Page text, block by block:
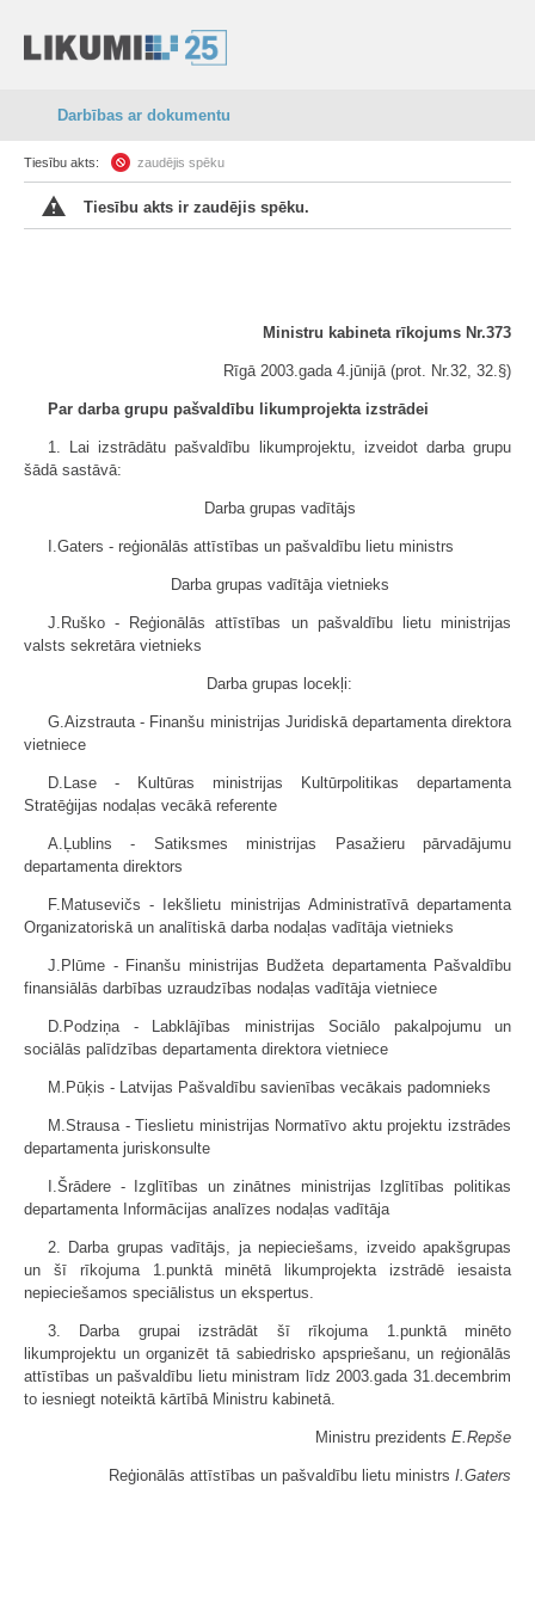
Darbības ar dokumentu
Tiesību akts: zaudējis spēku
Tiesību akts ir zaudējis spēku.
Ministru kabineta rīkojums Nr.373
Rīgā 2003.gada 4.jūnijā (prot. Nr.32, 32.§)
Par darba grupu pašvaldību likumprojekta izstrādei
1. Lai izstrādātu pašvaldību likumprojektu, izveidot darba grupu
šādā sastāvā:
Darba grupas vadītājs
I.Gaters - reģionālās attīstības un pašvaldību lietu ministrs
Darba grupas vadītāja vietnieks
J.Ruško - Reģionālās attīstības un pašvaldību lietu ministrijas
valsts sekretāra vietnieks
Darba grupas locekļi:
G.Aizstrauta - Finanšu ministrijas Juridiskā departamenta direktora
vietniece
D.Lase - Kultūras ministrijas Kultūrpolitikas departamenta
Stratēģijas nodaļas vecākā referente
A.Ļublins - Satiksmes ministrijas Pasažieru pārvadājumu
departamenta direktors
F.Matusevičs - Iekšlietu ministrijas Administratīvā departamenta
Organizatoriskā un analītiskā darba nodaļas vadītāja vietnieks
J.Plūme - Finanšu ministrijas Budžeta departamenta Pašvaldību
finansiālās darbības uzraudzības nodaļas vadītāja vietniece
D.Podziņa - Labklājības ministrijas Sociālo pakalpojumu un
sociālās palīdzības departamenta direktora vietniece
M.Pūķis - Latvijas Pašvaldību savienības vecākais padomnieks
M.Strausa - Tieslietu ministrijas Normatīvo aktu projektu izstrādes
departamenta juriskonsulte
I.Šrādere - Izglītības un zinātnes ministrijas Izglītības politikas
departamenta Informācijas analīzes nodaļas vadītāja
2. Darba grupas vadītājs, ja nepieciešams, izveido apakšgrupas
un šī rīkojuma 1.punktā minētā likumprojekta izstrādē iesaista
nepieciešamos speciālistus un ekspertus.
3. Darba grupai izstrādāt šī rīkojuma 1.punktā minēto
likumprojektu un organizēt tā sabiedrisko apspriešanu, un reģionālās
attīstības un pašvaldību lietu ministram līdz 2003.gada 31.decembrim
to iesniegt noteiktā kārtībā Ministru kabinetā.
Ministru prezidents E.Repše
Reģionālās attīstības un pašvaldību lietu ministrs I.Gaters